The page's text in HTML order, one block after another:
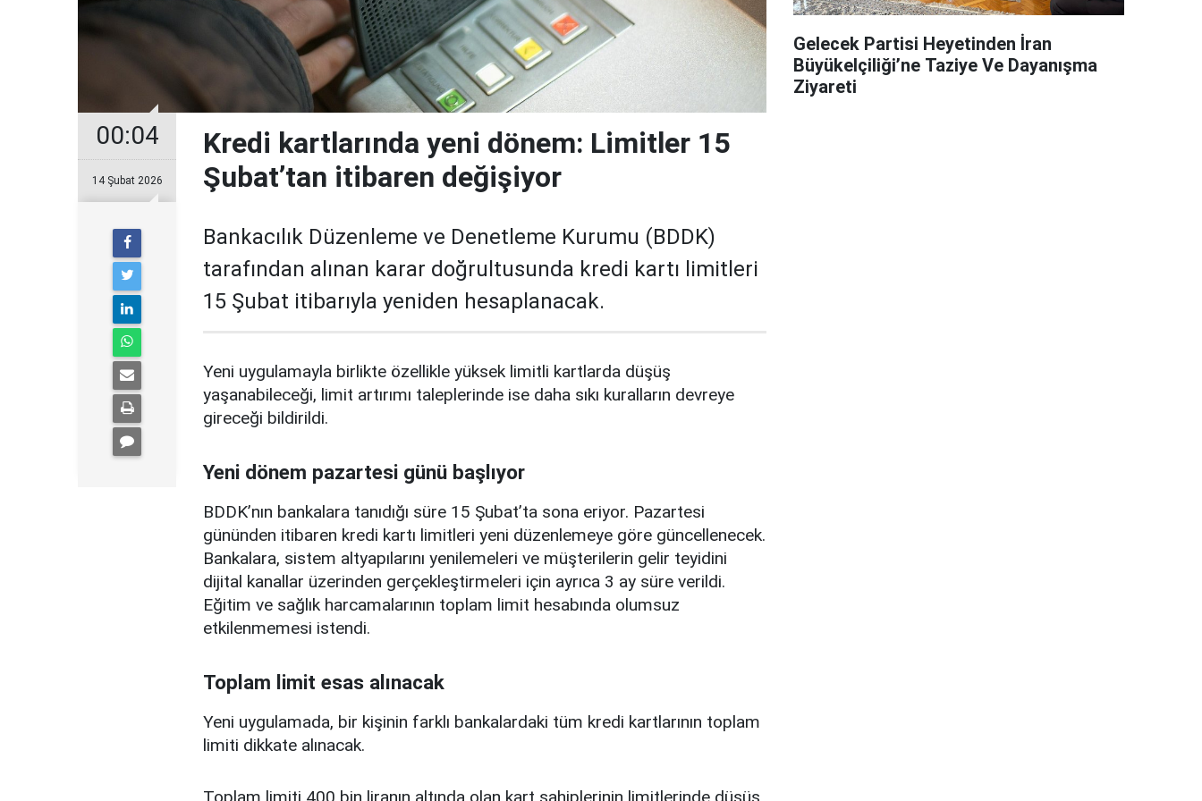
00:04
14 Şubat 2026
Kredi kartlarında yeni dönem: Limitler 15
Şubat’tan itibaren değişiyor
Bankacılık Düzenleme ve Denetleme Kurumu (BDDK)
tarafından alınan karar doğrultusunda kredi kartı limitleri
15 Şubat itibarıyla yeniden hesaplanacak.
Yeni uygulamayla birlikte özellikle yüksek limitli kartlarda düşüş
yaşanabileceği, limit artırımı taleplerinde ise daha sıkı kuralların devreye
gireceği bildirildi.
Yeni dönem pazartesi günü başlıyor
BDDK’nın bankalara tanıdığı süre 15 Şubat’ta sona eriyor. Pazartesi
gününden itibaren kredi kartı limitleri yeni düzenlemeye göre güncellenecek.
Bankalara, sistem altyapılarını yenilemeleri ve müşterilerin gelir teyidini
dijital kanallar üzerinden gerçekleştirmeleri için ayrıca 3 ay süre verildi.
Eğitim ve sağlık harcamalarının toplam limit hesabında olumsuz
etkilenmemesi istendi.
Toplam limit esas alınacak
Yeni uygulamada, bir kişinin farklı bankalardaki tüm kredi kartlarının toplam
limiti dikkate alınacak.
Toplam limiti 400 bin liranın altında olan kart sahiplerinin limitlerinde düşüş
Gelecek Partisi Heyetinden İran
Büyükelçiliği’ne Taziye Ve Dayanışma
Ziyareti